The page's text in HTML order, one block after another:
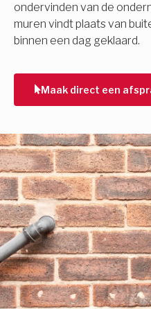
ondervinden van de
muren vindt plaats van
binnen een dag geklaard.
Maak direct een